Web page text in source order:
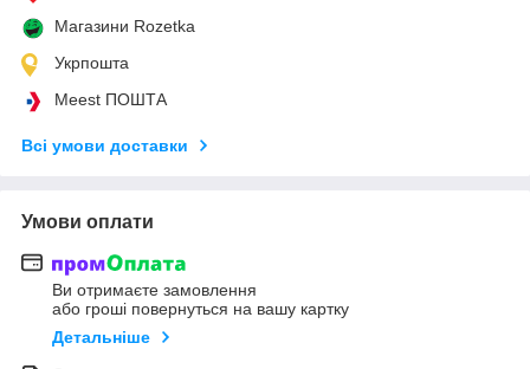
Магазини Rozetka
Укрпошта
Meest ПОШТА
Всі умови доставки
Умови оплати
Ви отримаєте замовлення
або гроші повернуться на вашу картку
Детальніше